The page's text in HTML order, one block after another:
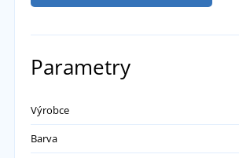
Parametry
Výrobce
Barva